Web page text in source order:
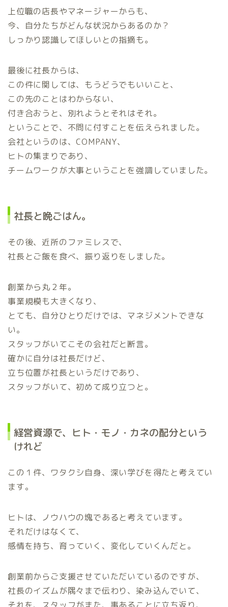
上位職の店長やマネージャーからも、
今、自分たちがどんな状況からあるのか？
しっかり認識してほしいとの指摘も。
最後に社長からは、
この件に関しては、もうどうでもいいこと、
この先のことはわからない、
付き合おうと、別れようとそれはそれ。
ということで、不問に付すことを伝えられました。
会社というのは、COMPANY、
ヒトの集まりであり、
チームワークが大事ということを強調していました。
社長と晩ごはん。
その後、近所のファミレスで、
社長とご飯を食べ、振り返りをしました。
創業から丸２年。
事業規模も大きくなり、
とても、自分ひとりだけでは、マネジメントできな
い。
スタッフがいてこその会社だと断言。
確かに自分は社長だけど、
立ち位置が社長というだけであり、
スタッフがいて、初めて成り立つと。
経営資源で、ヒト・モノ・カネの配分という
けれど
この１件、ワタクシ自身、深い学びを得たと考えてい
ます。
ヒトは、ノウハウの塊であると考えています。
それだけはなくて、
感情を持ち、育っていく、変化していくんだと。
創業前からご支援させていただいているのですが、
社長のイズムが隅々まで伝わり、染み込んでいて、